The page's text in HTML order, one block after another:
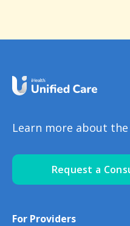
Learn more about
Request a
For Providers